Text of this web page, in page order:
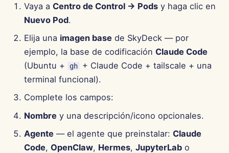
25 de julio de 2025
18 de julio de 2025
11 de julio de 2025
27 de junio de 2025
20 de junio de 2025
Vaya a Centro de Control → Podsy haga clic en
Nuevo Pod.
Elija una imagen basede SkyDeck — por
ejemplo, la base de codificación Claude Code
(Ubuntu +
gh
+ Claude Code + tailscale + una
terminal funcional).
Complete los campos:
Nombrey una descripción/icono opcionales.
Agente— el agente que preinstalar: Claude
Code, OpenClaw, Hermes, JupyterLabo